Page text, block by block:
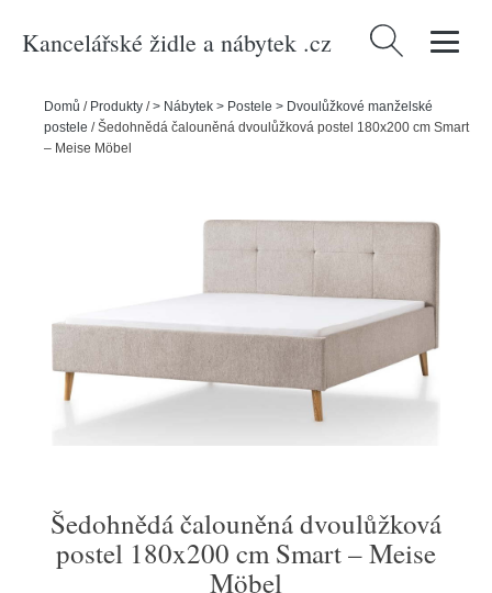
Kancelářské židle a nábytek .cz Vyhledávání
Domů / Produkty /> Nábytek > Postele > Dvoulůžkové manželské
postele /Šedohnědá čalouněná dvoulůžková postel 180x200 cm Smart
– Meise Möbel
Šedohnědá čalouněná dvoulůžková
postel 180x200 cm Smart – Meise
Möbel